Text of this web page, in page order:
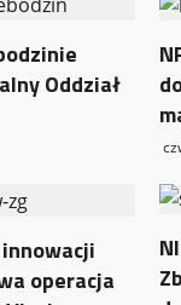
Oddział
operacja